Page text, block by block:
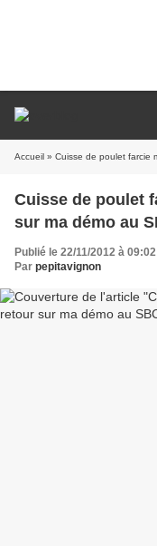
Accueil » Cuisse de poulet farcie
Cuisse de poulet
sur ma démo au
Publié le 22/11/2012 à 09:02
Par pepitavignon